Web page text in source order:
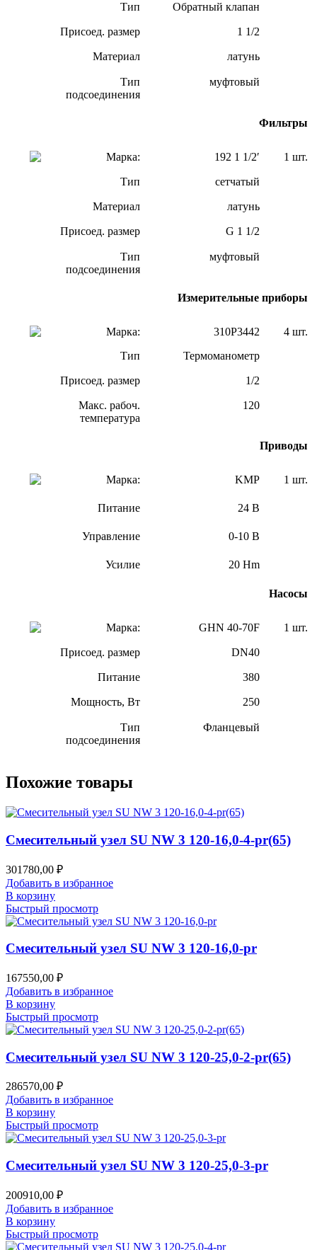
Тип Обратный клапан
Присоед. размер 1 1/2
Материал латунь
Тип
подсоединения
муфтовый
Фильтры
Марка: 192 1 1/2′ 1 шт.
Тип сетчатый
Материал латунь
Присоед. размер G 1 1/2
Тип
подсоединения
муфтовый
Измерительные приборы
Марка: 310P3442
4 шт.
Тип
Термоманометр
Присоед. размер 1/2
Макс. рабоч.
температура
120
Приводы
Марка: KMP 1 шт.
Питание 24 В
Управление 0-10 В
Усилие 20 Hm
Насосы
Марка: GHN 40-70F 1 шт.
Присоед. размер DN40
Питание 380
Мощность, Вт 250
Тип
подсоединения
Фланцевый
Похожие товары
Смесительный узел SU NW 3 120-16,0-4-pr(65)
301780,00 ₽
Добавить в избранное
В корзину
Быстрый просмотр
Смесительный узел SU NW 3 120-16,0-pr
167550,00 ₽
Добавить в избранное
В корзину
Быстрый просмотр
Смесительный узел SU NW 3 120-25,0-2-pr(65)
286570,00 ₽
Добавить в избранное
В корзину
Быстрый просмотр
Смесительный узел SU NW 3 120-25,0-3-pr
200910,00 ₽
Добавить в избранное
В корзину
Быстрый просмотр